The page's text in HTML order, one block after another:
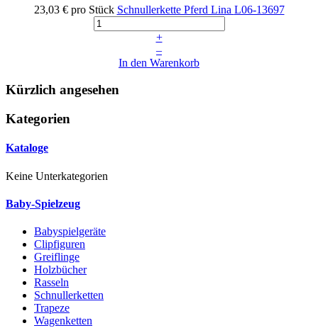
23,03 € pro Stück Schnullerkette Pferd Lina L06-13697
+
–
In den Warenkorb
Kürzlich angesehen
Kategorien
Kataloge
Keine Unterkategorien
Baby-Spielzeug
Babyspielgeräte
Clipfiguren
Greiflinge
Holzbücher
Rasseln
Schnullerketten
Trapeze
Wagenketten